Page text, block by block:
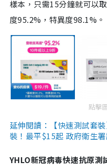
樣本，只需15分鐘就可以
度95.2%，特異度98.1%。
點擊
延伸閱讀：【快速測試套
裝！最平$15起 政府衛生
YHLO新冠病毒快速抗原測